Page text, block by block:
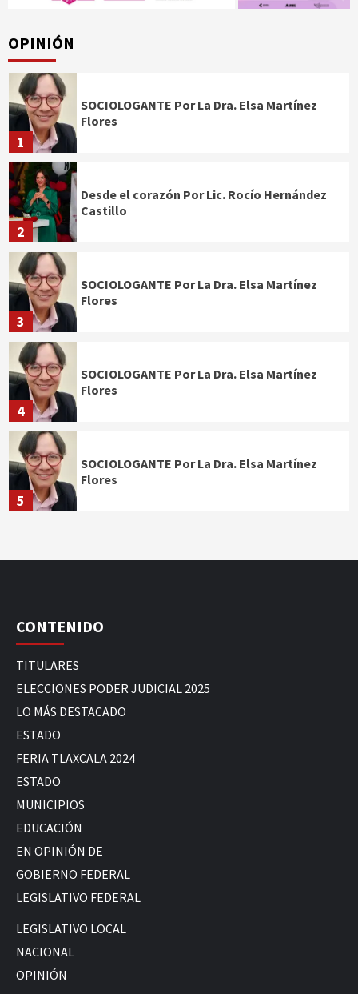
OPINIÓN
1
SOCIOLOGANTE Por La Dra. Elsa Martínez
Flores
2
Desde el corazón Por Lic. Rocío Hernández
Castillo
3
SOCIOLOGANTE Por La Dra. Elsa Martínez
Flores
4
SOCIOLOGANTE Por La Dra. Elsa Martínez
Flores
5
SOCIOLOGANTE Por La Dra. Elsa Martínez
Flores
CONTENIDO
TITULARES
ELECCIONES PODER JUDICIAL 2025
LO MÁS DESTACADO
ESTADO
FERIA TLAXCALA 2024
ESTADO
MUNICIPIOS
EDUCACIÓN
EN OPINIÓN DE
GOBIERNO FEDERAL
LEGISLATIVO FEDERAL
LEGISLATIVO LOCAL
NACIONAL
OPINIÓN